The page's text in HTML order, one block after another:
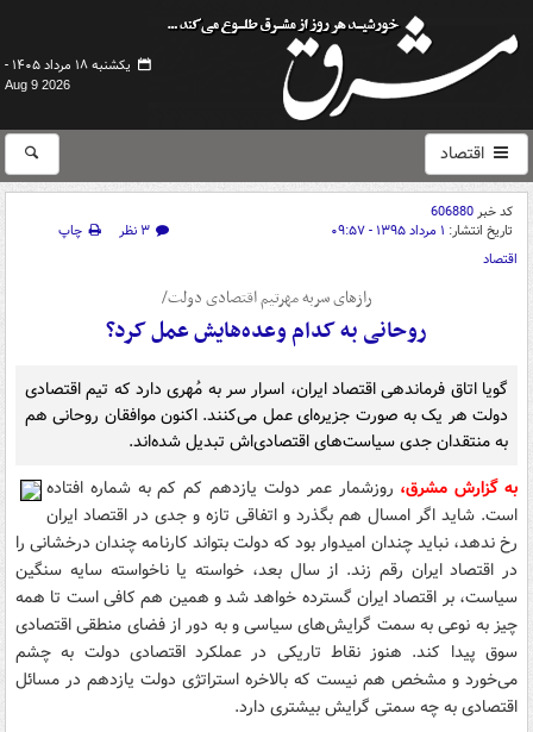
یکشنبه ۱۸ مرداد ۱۴۰۵ -
Aug 9 2026
اقتصاد
کد خبر606880
تاریخ انتشار: ۱ مرداد ۱۳۹۵ - ۰۹:۵۷ ۳ نظر
چاپ
اقتصاد
رازهای سربه مهرتیم اقتصادی دولت/
روحانی به کدام وعده‌هایش عمل کرد؟
گویا اتاق فرماندهی اقتصاد ایران، اسرار سر به مُهری دارد که تیم اقتصادی
دولت هر یک به صورت جزیره‌ای عمل می‌کنند. اکنون موافقان روحانی هم
به منتقدان جدی سیاست‌های اقتصادی‌اش تبدیل شده‌اند.
به گزارش مشرق، روزشمار عمر دولت یازدهم کم کم به شماره افتاده
است. شاید اگر امسال هم بگذرد و اتفاقی تازه و جدی در اقتصاد ایران
رخ ندهد، نباید چندان امیدوار بود که دولت بتواند کارنامه چندان درخشانی را
در اقتصاد ایران رقم زند. از سال بعد، خواسته یا ناخواسته سایه سنگین
سیاست، بر اقتصاد ایران گسترده خواهد شد و همین هم کافی است تا همه
چیز به نوعی به سمت گرایش‌های سیاسی و به دور از فضای منطقی اقتصادی
سوق پیدا کند. هنوز نقاط تاریکی در عملکرد اقتصادی دولت به چشم
می‌خورد و مشخص هم نیست که بالاخره استراتژی دولت یازدهم در مسائل
اقتصادی به چه سمتی گرایش بیشتری دارد.